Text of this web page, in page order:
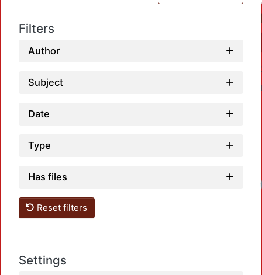
Filters
Author
Subject
Date
Type
Has files
Reset filters
Settings